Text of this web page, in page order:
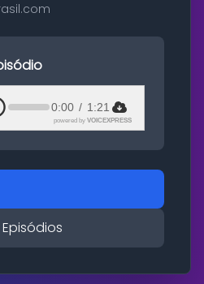
0:00 / 1:21
powered by VOICEXPRESS